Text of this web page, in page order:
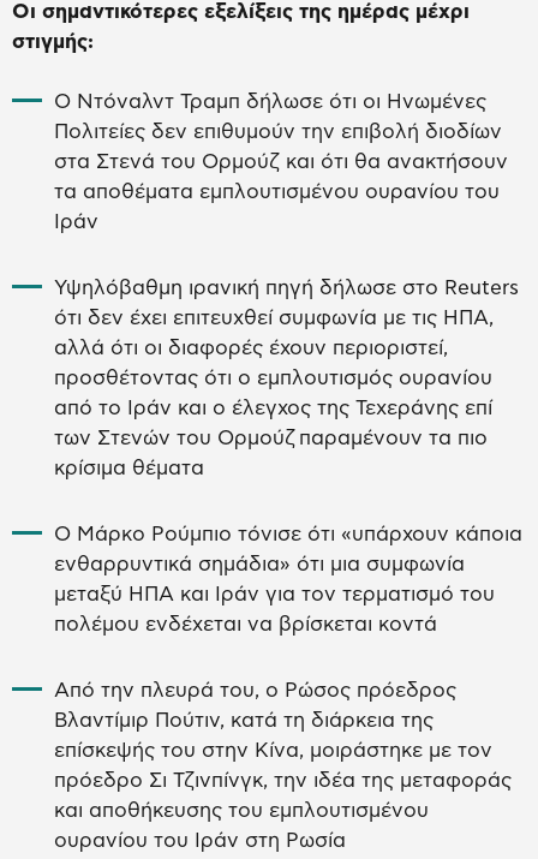
Οι σημαντικότερες εξελίξεις της ημέρας μέχρι
στιγμής:
Ο Ντόναλντ Τραμπ δήλωσε ότι οι Ηνωμένες
Πολιτείες δεν επιθυμούν την επιβολή διοδίων
στα Στενά του Ορμούζ και ότι θα ανακτήσουν
τα αποθέματα εμπλουτισμένου ουρανίου του
Ιράν
Υψηλόβαθμη ιρανική πηγή δήλωσε στο Reuters
ότι δεν έχει επιτευχθεί συμφωνία με τις ΗΠΑ,
αλλά ότι οι διαφορές έχουν περιοριστεί,
προσθέτοντας ότι ο εμπλουτισμός ουρανίου
από το Ιράν και ο έλεγχος της Τεχεράνης επί
των Στενών του Ορμούζ παραμένουν τα πιο
κρίσιμα θέματα
Ο Μάρκο Ρούμπιο τόνισε ότι «υπάρχουν κάποια
ενθαρρυντικά σημάδια» ότι μια συμφωνία
μεταξύ ΗΠΑ και Ιράν για τον τερματισμό του
πολέμου ενδέχεται να βρίσκεται κοντά
Από την πλευρά του, ο Ρώσος πρόεδρος
Βλαντίμιρ Πούτιν, κατά τη διάρκεια της
επίσκεψής του στην Κίνα, μοιράστηκε με τον
πρόεδρο Σι Τζινπίνγκ, την ιδέα της μεταφοράς
και αποθήκευσης του εμπλουτισμένου
ουρανίου του Ιράν στη Ρωσία